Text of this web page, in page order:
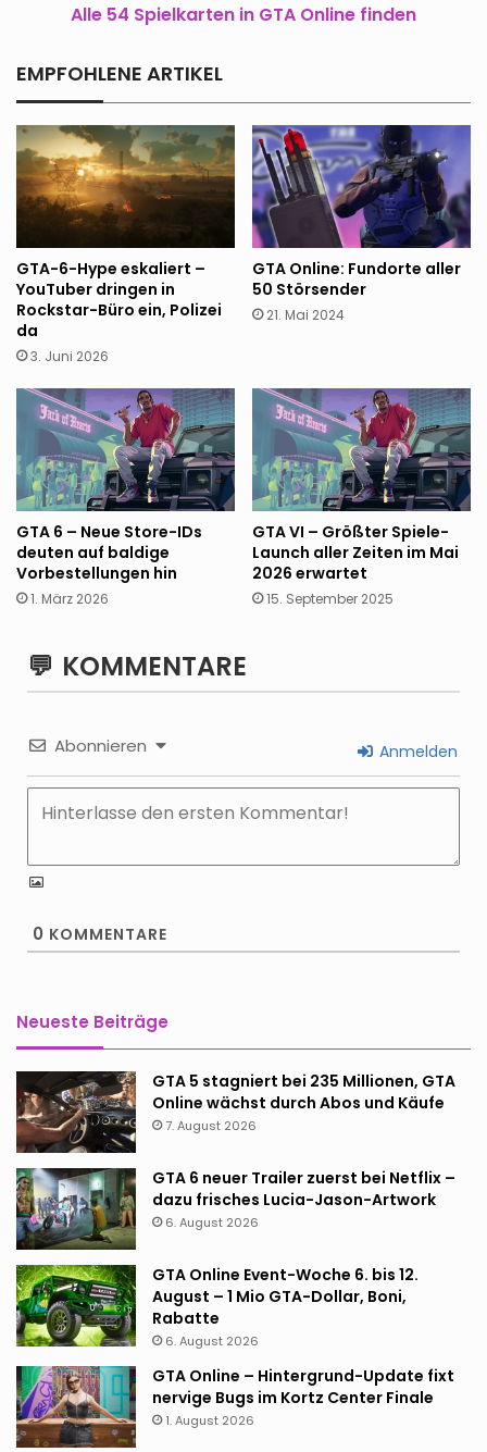
Alle 54 Spielkarten in GTA Online finden
EMPFOHLENE ARTIKEL
GTA-6-Hype eskaliert –
YouTuber dringen in
Rockstar-Büro ein, Polizei
da
3. Juni 2026
GTA Online: Fundorte aller
50 Störsender
21. Mai 2024
GTA 6 – Neue Store-IDs
deuten auf baldige
Vorbestellungen hin
1. März 2026
GTA VI – Größter Spiele-
Launch aller Zeiten im Mai
2026 erwartet
15. September 2025
KOMMENTARE
Abonnieren Anmelden
0 KOMMENTARE
Neueste Beiträge
GTA 5 stagniert bei 235 Millionen, GTA
Online wächst durch Abos und Käufe
7. August 2026
GTA 6 neuer Trailer zuerst bei Netflix –
dazu frisches Lucia-Jason-Artwork
6. August 2026
GTA Online Event-Woche 6. bis 12.
August – 1 Mio GTA-Dollar, Boni,
Rabatte
6. August 2026
GTA Online – Hintergrund-Update fixt
nervige Bugs im Kortz Center Finale
1. August 2026